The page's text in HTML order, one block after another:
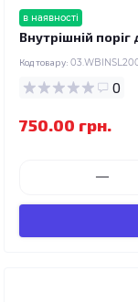
в наявності
Внутрішній
Код товару:
0
750.00 грн.